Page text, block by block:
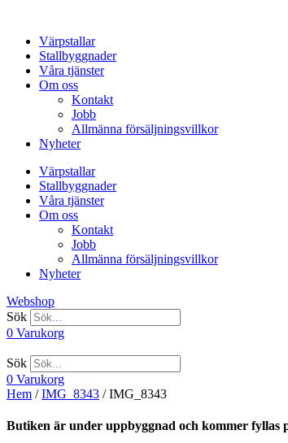
innehållVärpstallar
Stallbyggnader
Våra tjänster
Om oss
Kontakt
Jobb
Allmänna försäljningsvillkor
Nyheter
Värpstallar
Stallbyggnader
Våra tjänster
Om oss
Kontakt
Jobb
Allmänna försäljningsvillkor
Nyheter
Webshop
Sök
0 Varukorg
Sök
0 Varukorg
Hem /IMG_8343 / IMG_8343
Butiken är under uppbyggnad och kommer fyllas